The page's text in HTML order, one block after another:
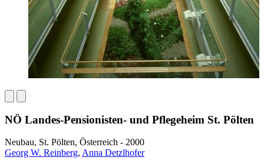
NÖ Landes-Pensionisten- und Pflegeheim St. Pölten
Neubau, St. Pölten, Österreich - 2000
Georg W. Reinberg, Anna Detzlhofer